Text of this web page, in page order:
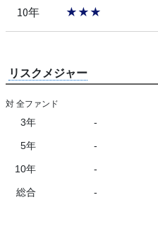
10年 ★★★
リスクメジャー
対 全ファンド
3年 -
5年 -
10年 -
総合 -